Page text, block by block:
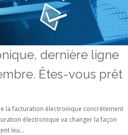
dernière ligne
Êtes-vous prêt
la facturation électronique concrètement
électronique va changer la façon
leu...